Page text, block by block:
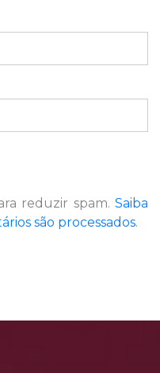
reduzir spam. Saiba
são processados.